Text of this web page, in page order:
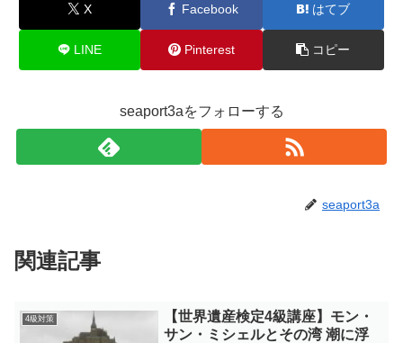
X Facebook はてブ
LINE Pinterest コピー
seaport3aをフォローする
seaport3a
関連記事
4級対策
【世界遺産検定4級講座】モン・
サン・ミシェルとその湾 潮に浮